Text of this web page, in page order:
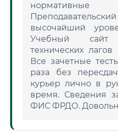
высочайший
Учебный
технических
Все зачетные
раза без
курьер лично в
время. Сведения
ФИС ФРДО.